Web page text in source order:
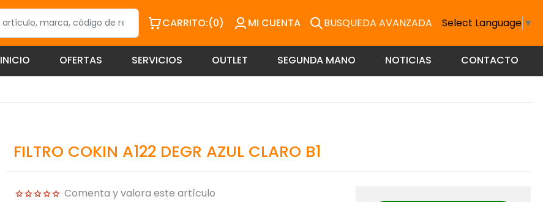
CARRITO:(0) MI CUENTA BUSQUEDA AVANZADA Select Language ▼
INICIO OFERTAS SERVICIOS OUTLET SEGUNDA MANO NOTICIAS CONTACTO
FILTRO COKIN A122 DEGR AZUL CLARO B1
Comenta y valora este artículo